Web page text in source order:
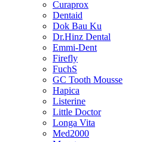
Curaprox
Dentaid
Dok Bau Ku
Dr.Hinz Dental
Emmi-Dent
Firefly
FuchS
GC Tooth Mousse
Hapica
Listerine
Little Doctor
Longa Vita
Med2000